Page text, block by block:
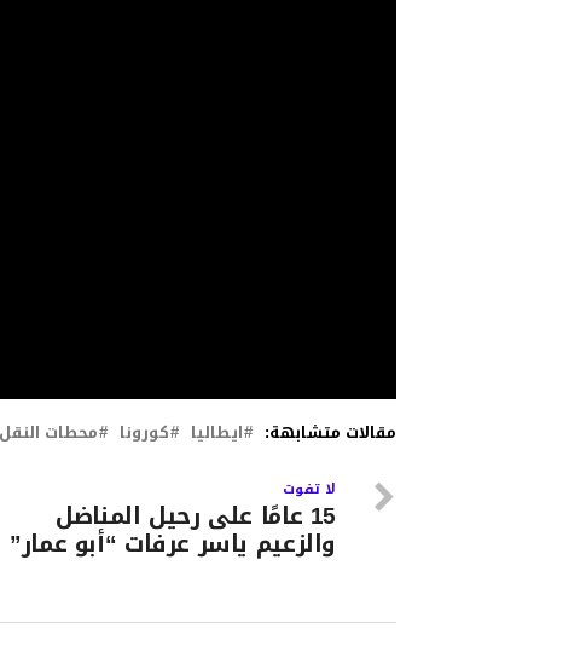
مقالات متشابهة: ايطاليا كورونا محطات النقل
لا تفوت
15 عامًا على رحيل المناضل
والزعيم ياسر عرفات “أبو عمار”